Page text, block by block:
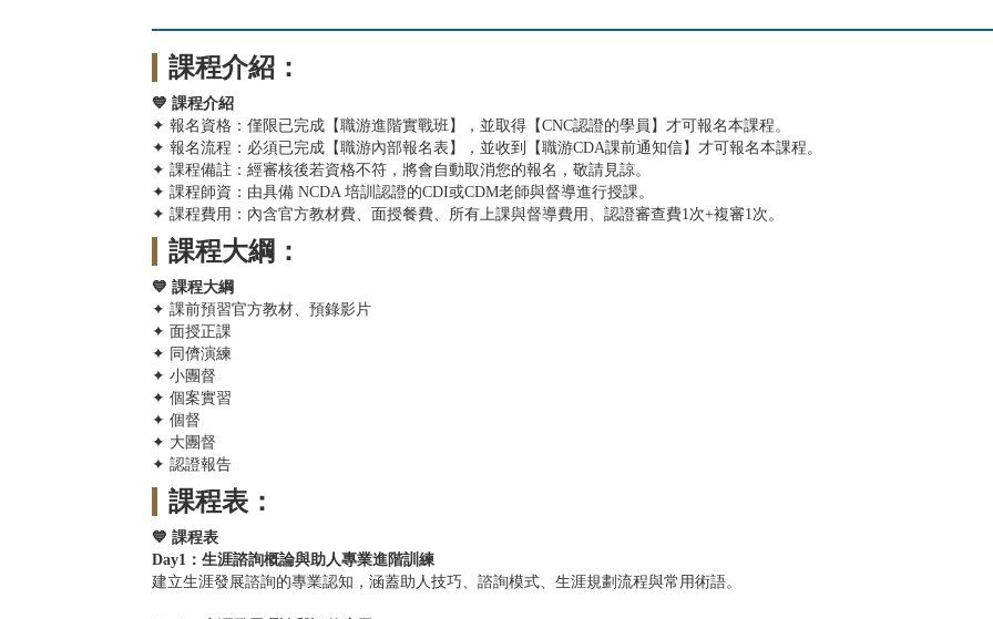
課程介紹：
💙 課程介紹
✦ 報名資格：僅限已完成【職游進階實戰班】，並取得【CNC認證的學員】才可報名本課程。
✦ 報名流程：必須已完成【職游內部報名表】，並收到【職游CDA課前通知信】才可報名本課程。
✦ 課程備註：經審核後若資格不符，將會自動取消您的報名，敬請見諒。
✦ 課程師資：由具備 NCDA 培訓認證的CDI或CDM老師與督導進行授課。
✦ 課程費用：內含官方教材費、面授餐費、所有上課與督導費用、認證審查費1次+複審1次。
課程大綱：
💙 課程大綱
✦ 課前預習官方教材、預錄影片
✦ 面授正課
✦ 同儕演練
✦ 小團督
✦ 個案實習
✦ 個督
✦ 大團督
✦ 認證報告
課程表：
💙 課程表
Day1：生涯諮詢概論與助人專業進階訓練
建立生涯發展諮詢的專業認知，涵蓋助人技巧、諮詢模式、生涯規劃流程與常用術語。